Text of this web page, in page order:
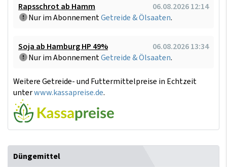
Rapsschrot ab Hamm
06.08.2026 12:14
Nur im AbonnementGetreide & Ölsaaten.
Soja ab Hamburg HP 49%
06.08.2026 13:34
Nur im AbonnementGetreide & Ölsaaten.
Weitere Getreide- und Futtermittelpreise in Echtzeit
unterwww.kassapreise.de.
Düngemittel